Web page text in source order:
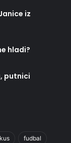
iz
hladi?
putnici
fudbal